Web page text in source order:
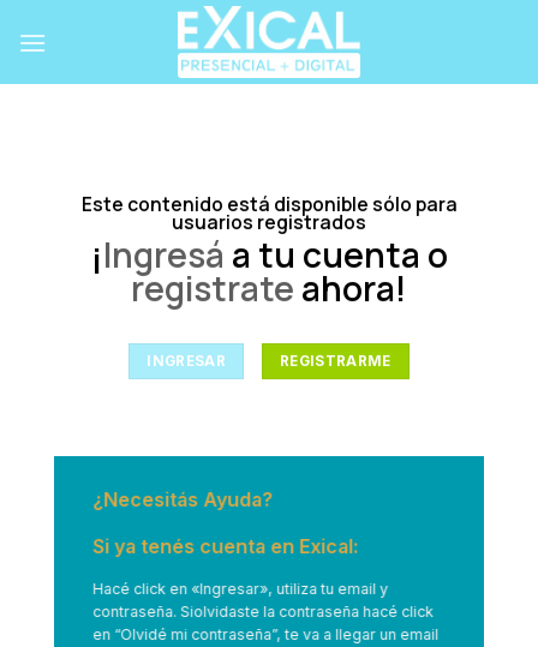
Este contenido está disponible sólo para
usuarios registrados
¡Ingresá a tu cuenta o
registrate ahora!
INGRESAR REGISTRARME
¿Necesitás Ayuda?
Si ya tenés cuenta en Exical:
Hacé click en «Ingresar», utiliza tu email y
contraseña. Siolvidaste la contraseña hacé click
en “Olvidé mi contraseña”, te va a llegar un email